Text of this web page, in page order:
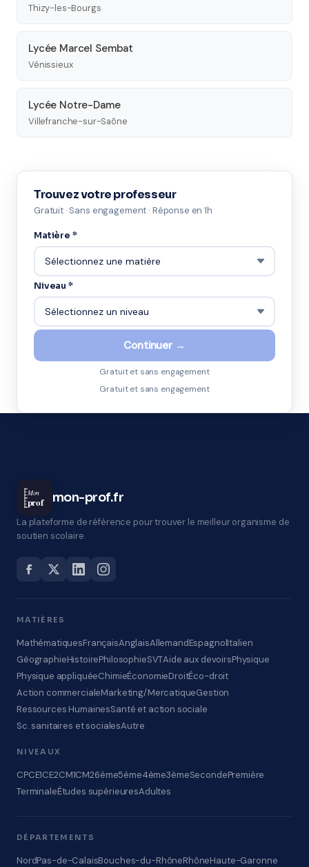
Thizy-les-Bourgs
Lycée Marcel Sembat
Vénissieux
Lycée Notre-Dame
Villefranche-sur-Saône
Trouvez votre professeur
Gratuit · Sans engagement · Réponse en 1h
Matière *
Niveau *
Continuer →
Gratuit et sans engagement
Gratuit et sans engagement
Mon
prof mon-prof.fr
La plateforme de référence pour trouver le meilleur organisme de
soutien scolaire.
MATIÈRES
MathématiquesFrançaisAnglaisAllemandEspagnolItalien
GéographieHistoirePhilosophieSVTAide aux devoirsPhysique
Physique appliquéeChimieÉconomieDroitÉco-droit
Action commercialeMarketing/MercatiqueGestion
Ressources HumainesSanté et action sociale
Sc. sanitaires et socialesAutre
NIVEAUX
CPCE1CE2CM1CM26ème5ème4ème3èmeSecondePremière
TerminaleÉtudes supérieuresAdultes
DÉPARTEMENTS
NordPas-de-CalaisBouches-du-RhôneRhôneHaute-Garonne